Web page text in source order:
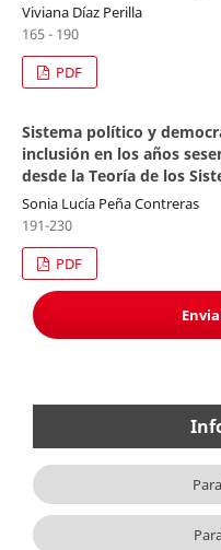
Viviana Díaz Perilla
165 - 190
PDF
Sistema político y
inclusión en los años
desde la Teoría de los
Sonia Lucía Peña Contreras
191-230
PDF